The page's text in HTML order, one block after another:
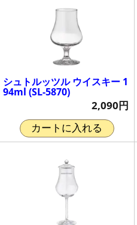
シュトルッツル ウイスキー 1
94ml (SL-5870)
2,090円
カートに入れる